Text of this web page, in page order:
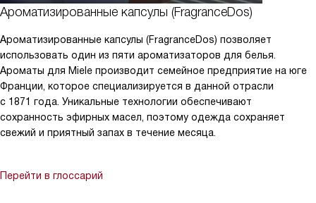
Ароматизированные капсулы (FragranceDos)
Ароматизированные капсулы (FragranceDos) позволяет
использовать один из пяти ароматизаторов для белья.
Ароматы для Miele производит семейное предприятие на юге
Франции, которое специализируется в данной отрасли
с 1871 года. Уникальные технологии обеспечивают
сохранность эфирных масел, поэтому одежда сохраняет
свежий и приятный запах в течение месяца.
Перейти в глоссарий